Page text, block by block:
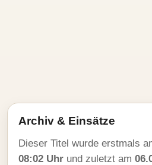
Archiv & Einsätze
Dieser Titel wurde erstmals
08:02 Uhr und zuletzt am